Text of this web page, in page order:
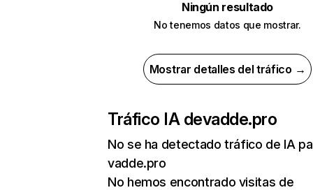
Ningún resultado
No tenemos datos que mostrar.
Mostrar detalles del tráfico →
Tráfico IA devadde.pro
No se ha detectado tráfico de IA
vadde.pro
No hemos encontrado visitas de